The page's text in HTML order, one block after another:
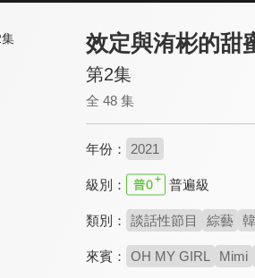
效定與洧彬的甜
第2集
全 48 集
年份： 2021
級別： 普遍級
類別： 談話性節目 綜藝
來賓： OH MY GIRL Mimi